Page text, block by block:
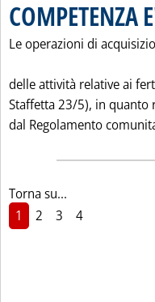
COMPETENZA
Le operazioni di
delle attività relative ai
Staffetta 23/5), in quanto
dal Regolamento
Torna su...
1
2 3 4